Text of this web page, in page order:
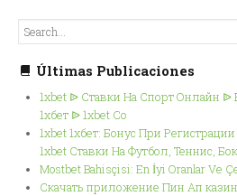
SEARCH
FOR...
Últimas Publicaciones
1xbet ᐉ Ставки На Спорт Онлайн ᐉ
1хбет ᐉ 1xbet Co
1xbet 1хбет: Бонус При
1xbet Ставки На Футбол, Теннис,
Mostbet Bahisçisi: En İyi Oranlar Ve
Скачать приложение Пин Ап